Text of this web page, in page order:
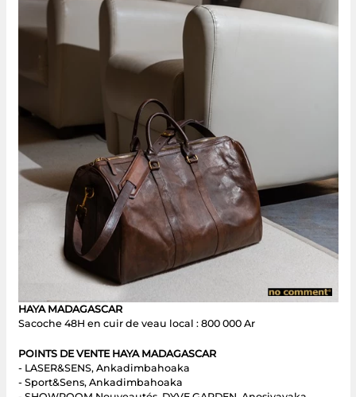
HAYA MADAGASCAR
Sacoche 48H en cuir de veau local : 800 000 Ar
POINTS DE VENTE HAYA MADAGASCAR
- LASER&SENS, Ankadimbahoaka
- Sport&Sens, Ankadimbahoaka